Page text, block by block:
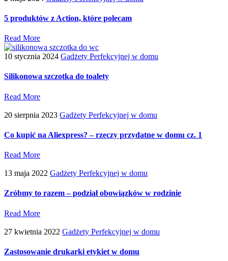
5 produktów z Action, które polecam
Read More
10 stycznia 2024 Gadżety Perfekcyjnej w domu
Silikonowa szczotka do toalety
Read More
20 sierpnia 2023 Gadżety Perfekcyjnej w domu
Co kupić na Aliexpress? – rzeczy przydatne w domu cz. 1
Read More
13 maja 2022 Gadżety Perfekcyjnej w domu
Zróbmy to razem – podział obowiązków w rodzinie
Read More
27 kwietnia 2022 Gadżety Perfekcyjnej w domu
Zastosowanie drukarki etykiet w domu